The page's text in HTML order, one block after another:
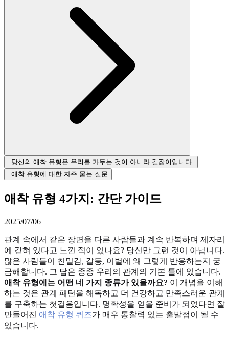
당신의 애착 유형은 우리를 가두는 것이 아니라 길잡이입니다.
애착 유형에 대한 자주 묻는 질문
애착 유형 4가지: 간단 가이드
2025/07/06
관계 속에서 같은 장면을 다른 사람들과 계속 반복하며 제자리
에 갇혀 있다고 느낀 적이 있나요? 당신만 그런 것이 아닙니다.
많은 사람들이 친밀감, 갈등, 이별에 왜 그렇게 반응하는지 궁
금해합니다. 그 답은 종종 우리의 관계의 기본 틀에 있습니다.
애착 유형에는 어떤 네 가지 종류가 있을까요? 이 개념을 이해
하는 것은 관계 패턴을 해독하고 더 건강하고 만족스러운 관계
를 구축하는 첫걸음입니다. 명확성을 얻을 준비가 되었다면 잘
만들어진 애착 유형 퀴즈가 매우 통찰력 있는 출발점이 될 수
있습니다.